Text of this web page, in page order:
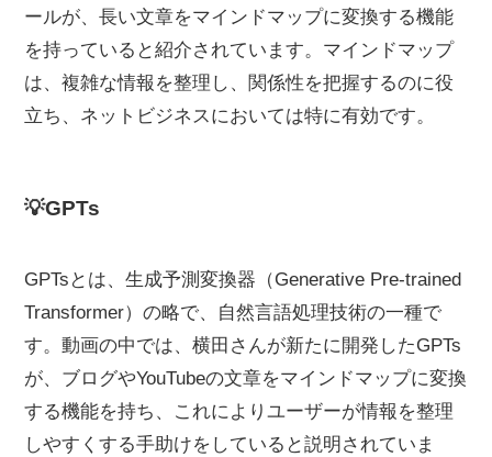
ールが、長い文章をマインドマップに変換する機能
を持っていると紹介されています。マインドマップ
は、複雑な情報を整理し、関係性を把握するのに役
立ち、ネットビジネスにおいては特に有効です。
💡GPTs
GPTsとは、生成予測変換器（Generative Pre-trained
Transformer）の略で、自然言語処理技術の一種で
す。動画の中では、横田さんが新たに開発したGPTs
が、ブログやYouTubeの文章をマインドマップに変換
する機能を持ち、これによりユーザーが情報を整理
しやすくする手助けをしていると説明されていま